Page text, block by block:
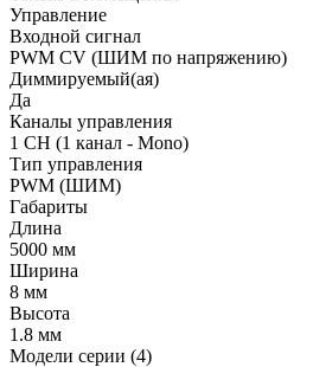
Управление
Входной сигнал
PWM СV (ШИМ по напряжению)
Диммируемый(ая)
Да
Каналы управления
1 CH (1 канал - Mono)
Тип управления
PWM (ШИМ)
Габариты
Длина
5000 мм
Ширина
8 мм
Высота
1.8 мм
Модели серии (4)